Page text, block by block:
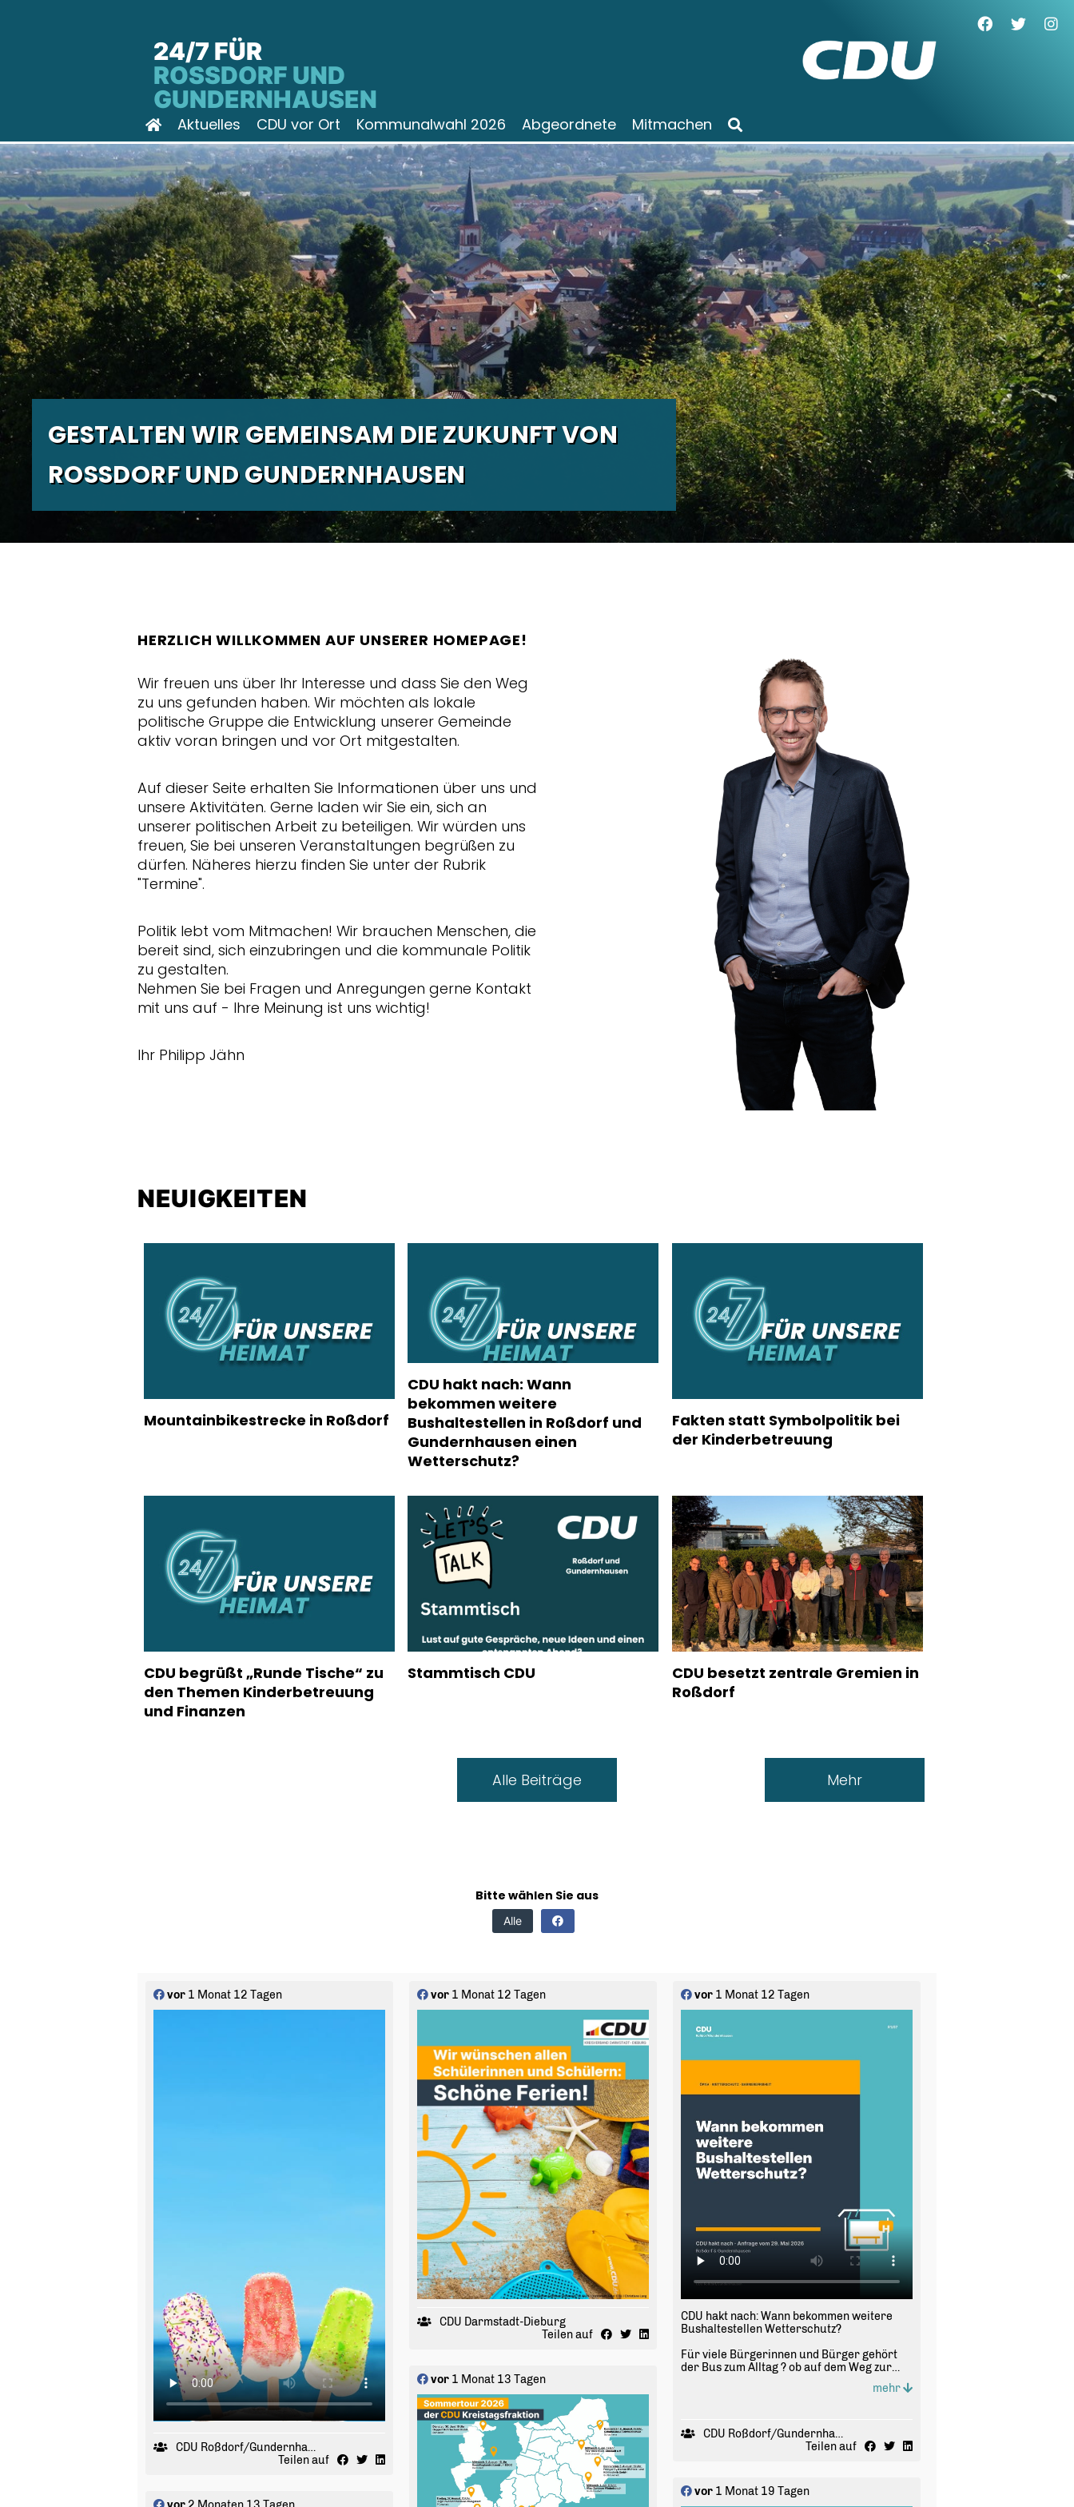
24/7 FÜR
ROSSDORF UND G
UNDERNHAUSEN
Aktuelles CDU vor Ort Kommunalwahl 2026 Abgeordnete Mitmachen
GESTALTEN WIR GEMEINSAM DIE ZUKUNFT VON
ROSSDORF UND GUNDERNHAUSEN
HERZLICH WILLKOMMEN AUF UNSERER HOMEPAGE!
Wir freuen uns über Ihr Interesse und dass Sie den Weg
zu uns gefunden haben. Wir möchten als lokale
politische Gruppe die Entwicklung unserer Gemeinde
aktiv voran bringen und vor Ort mitgestalten.
Auf dieser Seite erhalten Sie Informationen über uns und
unsere Aktivitäten. Gerne laden wir Sie ein, sich an
unserer politischen Arbeit zu beteiligen. Wir würden uns
freuen, Sie bei unseren Veranstaltungen begrüßen zu
dürfen. Näheres hierzu finden Sie unter der Rubrik
"Termine".
Politik lebt vom Mitmachen! Wir brauchen Menschen, die
bereit sind, sich einzubringen und die kommunale Politik
zu gestalten.
Nehmen Sie bei Fragen und Anregungen gerne Kontakt
mit uns auf - Ihre Meinung ist uns wichtig!
Ihr Philipp Jähn
NEUIGKEITEN
Mountainbikestrecke in Roßdorf
CDU hakt nach: Wann
bekommen weitere
Bushaltestellen in Roßdorf und
Gundernhausen einen
Wetterschutz?
Fakten statt Symbolpolitik bei
der Kinderbetreuung
CDU begrüßt „Runde Tische“ zu
den Themen Kinderbetreuung
und Finanzen
Stammtisch CDU
CDU besetzt zentrale Gremien in
Roßdorf
Alle Beiträge Mehr
Bitte wählen Sie aus
Alle
vor 1 Monat 12 Tagen
CDU Roßdorf/Gundernhausen
Teilen auf
vor 1 Monat 12 Tagen
CDU Darmstadt-Dieburg
Teilen auf
vor 1 Monat 12 Tagen
CDU hakt nach: Wann bekommen weitere
Bushaltestellen Wetterschutz?
Für viele Bürgerinnen und Bürger gehört
der Bus zum Alltag ? ob auf dem Weg zur
Bushaltestellen ohne Überdachung steht.
Betroffen sind unter anderem die
Leuschner-Straße.
mehr
CDU Roßdorf/Gundernhausen
Teilen auf
vor 1 Monat 13 Tagen
vor 1 Monat 19 Tagen